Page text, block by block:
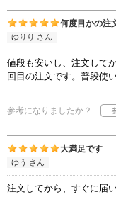
何度目かの注
ゆりり さん
値段も安いし、注文して
回目の注文です。普段使
参考になりましたか？
大満足です
ゆう さん
注文してから、すぐに届